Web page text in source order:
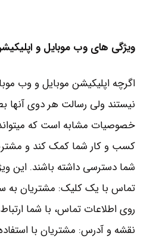
ویژگی های وب موبایل و
اگرچه اپلیکیشن موبایل و وب
نیستند ولی رسالت هر دوی آنها
خصوصیات مشابه است که
کسب و کار شما کمک کند و
شما دسترسی داشته باشند. این
تماس با یک کلیک: مشتریان به
روی اطلاعات تماس، با شما ارتباط